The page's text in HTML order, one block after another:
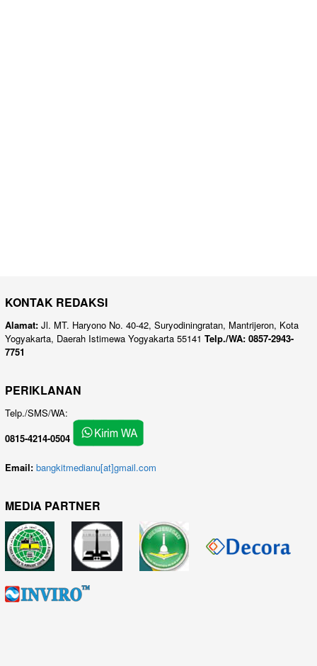
KONTAK REDAKSI
Alamat: Jl. MT. Haryono No. 40-42, Suryodiningratan, Mantrijeron, Kota
Yogyakarta, Daerah Istimewa Yogyakarta 55141 Telp./WA: 0857-2943-
7751
PERIKLANAN
Telp./SMS/WA:
0815-4214-0504
Email: bangkitmedianu[at]gmail.com
MEDIA PARTNER